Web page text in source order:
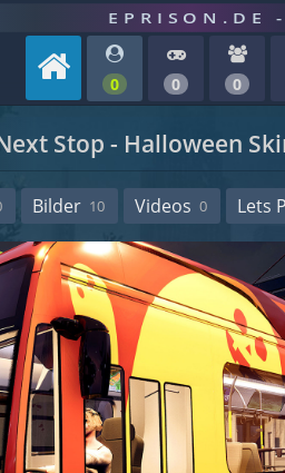
EPRISON.DE
0 0 0
Stop - Halloween
Bilder 10 Videos 0 Lets